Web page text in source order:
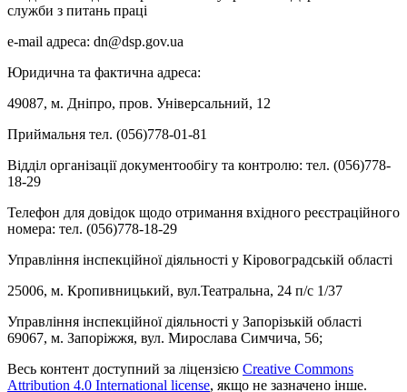
служби з питань праці
e-mail адреса: dn@dsp.gov.ua
Юридична та фактична адреса:
49087, м. Дніпро, пров. Універсальний, 12
Приймальня тел. (056)778-01-81
Відділ організації документообігу та контролю: тел. (056)778-
18-29
Телефон для довідок щодо отримання вхідного реєстраційного
номера: тел. (056)778-18-29
Управління інспекційної діяльності у Кіровоградській області
25006, м. Кропивницький, вул.Театральна, 24 п/с 1/37
Управління інспекційної діяльності у Запорізькій області
69067, м. Запоріжжя, вул. Мирослава Симчича, 56;
Весь контент доступний за ліцензією Creative Commons
Attribution 4.0 International license, якщо не зазначено інше.